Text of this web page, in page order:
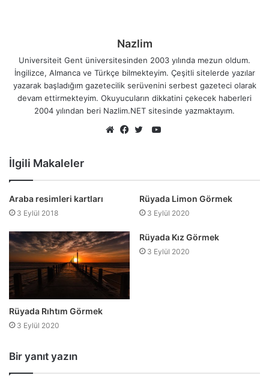
Nazlim
Universiteit Gent üniversitesinden 2003 yılında mezun oldum.
İngilizce, Almanca ve Türkçe bilmekteyim. Çeşitli sitelerde yazılar
yazarak başladığım gazetecilik serüvenini serbest gazeteci olarak
devam ettirmekteyim. Okuyucuların dikkatini çekecek haberleri
2004 yılından beri Nazlim.NET sitesinde yazmaktayım.
YouTube
İlgili Makaleler
Araba resimleri kartları
3 Eylül 2018
Rüyada Limon Görmek
3 Eylül 2020
Rüyada Rıhtım Görmek
3 Eylül 2020
Rüyada Kız Görmek
3 Eylül 2020
Bir yanıt yazın